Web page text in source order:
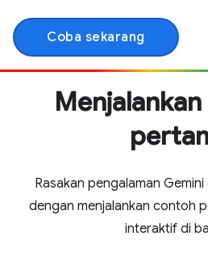
Coba sekarang
Rasakan pengalaman
dengan menjalankan contoh
interaktif di